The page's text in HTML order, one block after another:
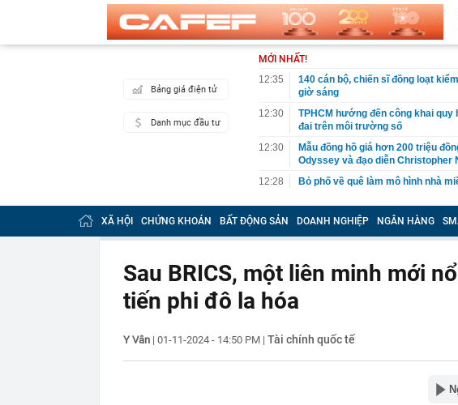
Bảng giá điện tử
Danh mục đầu tư
MỚI NHẤT!
12:35
140 cán bộ, chiến sĩ đồng loạt
giờ sáng
12:30
TPHCM hướng đến công khai
đai trên môi trường số
12:30
Mẫu đồng hồ giá hơn 200 triệu
Odyssey và đạo diễn Christopher
12:28
Bỏ phố về quê làm mô hình nhà
12:19
Tỉnh rộng nhất đồng bằng sông
là đơn vị hành chính cấp tỉnh loại I
12:16
Việt Nam có 1 nơi được tạp chí
làm điểm đến
12:15
Từng công bố phát triển gần
12:14
Doanh nghiệp “nhà” Sun Group
Người phụ nữ 50 tuổi bị loãng
XÃ HỘI CHỨNG KHOÁN BẤT ĐỘNG SẢN DOANH NGHIỆP NGÂN HÀNG
Sau BRICS, một liên minh mới
tiến phi đô la hóa
Y Vân | 01-11-2024 - 14:50 PM | Tài chính quốc tế